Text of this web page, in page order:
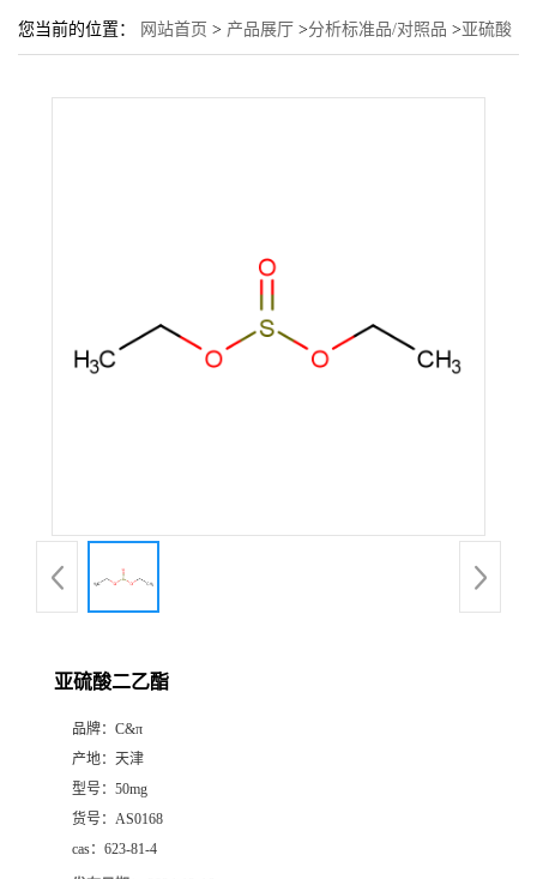
您当前的位置： 网站首页 > 产品展厅 >分析标准品/对照品 >亚硫酸
亚硫酸二乙酯
品牌： C&π
产地： 天津
型号： 50mg
货号： AS0168
cas： 623-81-4